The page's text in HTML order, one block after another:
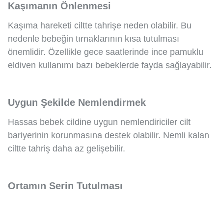
Kaşımanın Önlenmesi
Kaşıma hareketi ciltte tahrişe neden olabilir. Bu
nedenle bebeğin tırnaklarının kısa tutulması
önemlidir. Özellikle gece saatlerinde ince pamuklu
eldiven kullanımı bazı bebeklerde fayda sağlayabilir.
Uygun Şekilde Nemlendirmek
Hassas bebek cildine uygun nemlendiriciler cilt
bariyerinin korunmasına destek olabilir. Nemli kalan
ciltte tahriş daha az gelişebilir.
Ortamın Serin Tutulması